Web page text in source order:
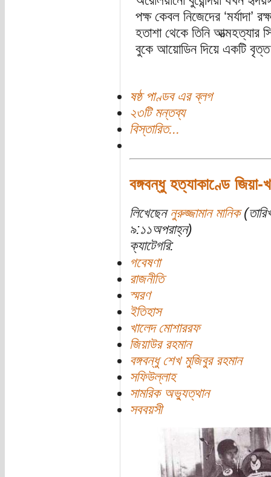
পক্ষ কেবল নিজেদের ‘মর্যাদা’
হতাশা থেকে তিনি আত্মহত্যার
বুকে আয়োডিন দিয়ে একটি
ষষ্ঠ পাণ্ডব এর ব্লগ
২৩টি মন্তব্য
বিস্তারিত...
বঙ্গবন্ধু হত্যাকাণ্ডে
লিখেছেন নুরুজ্জামান মানিক
৯:১১অপরাহ্ন)
ক্যাটেগরি:
গবেষণা
রাজনীতি
স্মরণ
ইতিহাস
খালেদ মোশাররফ
জিয়াউর রহমান
বঙ্গবন্ধু শেখ মুজিবুর রহমান
সফিউল্লাহ
সামরিক অভ্যুত্থান
সববয়সী